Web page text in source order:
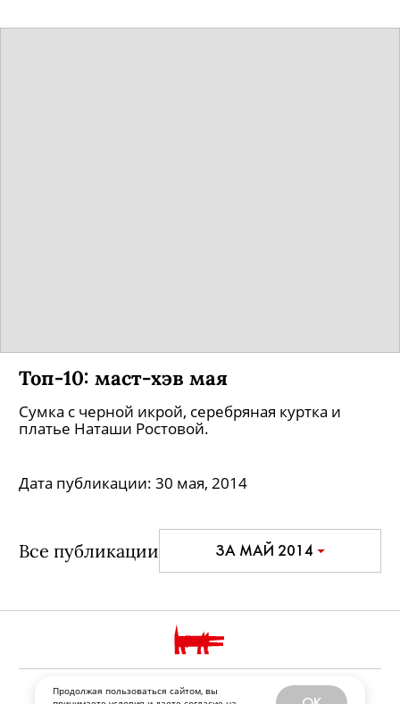
Продолжая пользоваться сайтом, вы
Топ-10: маст-хэв мая
Сумка с черной икрой, серебряная куртка и
платье Наташи Ростовой.
Дата публикации: 30 мая, 2014
Все публикации ЗА МАЙ 2014
РЕКЛАМОДАТЕЛЯМ И ПАРТНЕРАМ